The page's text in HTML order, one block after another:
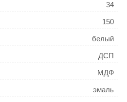
34
150
белый
ДСП
МДФ
эмаль